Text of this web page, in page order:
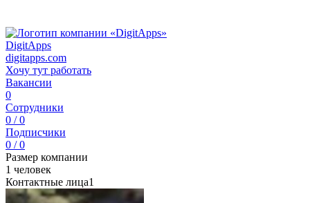
DigitApps
digitapps.com
Хочу тут работать
Вакансии
0
Сотрудники
0 / 0
Подписчики
0 / 0
Размер компании
1 человек
Контактные лица1